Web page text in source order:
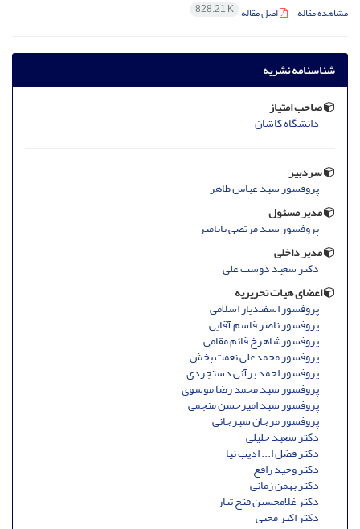
مشاهده مقاله اصل مقاله 828.21 K
شناسنامه نشریه
صاحب امتیاز
دانشگاه کاشان
سردبیر
پروفسور سید عباس طاهر
مدیر مسئول
پروفسور سید مرتضی بابامیر
مدیر داخلی
دکتر سعید دوست علی
اعضای هیات تحریریه
پروفسور اسفندیار اسلامی
پروفسور ناصر قاسم آقایی
پروفسورشاهرخ قائم مقامی
پروفسور محمدعلی نعمت بخش
پروفسور احمد برآنی دستجردی
پروفسور سید محمد رضا موسوی
پروفسور سید امیرحسن منجمی
پروفسور مرجان سیرجانی
دکتر سعید جلیلی
دکتر فضل ا... ادیب نیا
دکتر وحید رافع
دکتر بهمن زمانی
دکتر غلامحسین فتح تبار
دکتر اکبر محبی